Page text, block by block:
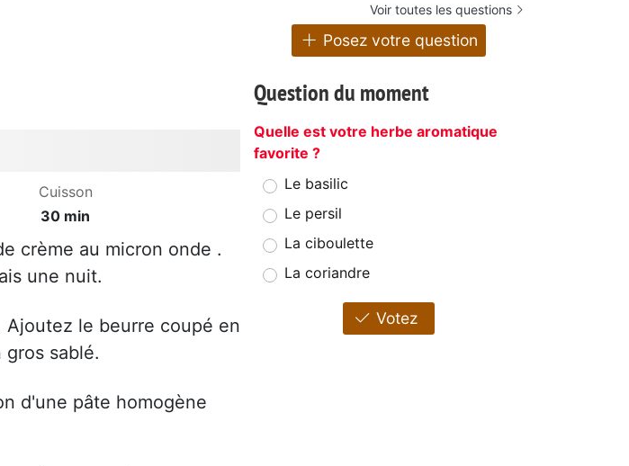
Cuisson
30 min
crème au micron onde .
une nuit.
le beurre coupé en
sablé.
d'une pâte homogène
Voir toutes les questions
Posez votre question
Question du moment
Quelle est votre herbe aromatique
favorite ?
Le basilic
Le persil
La ciboulette
La coriandre
Votez